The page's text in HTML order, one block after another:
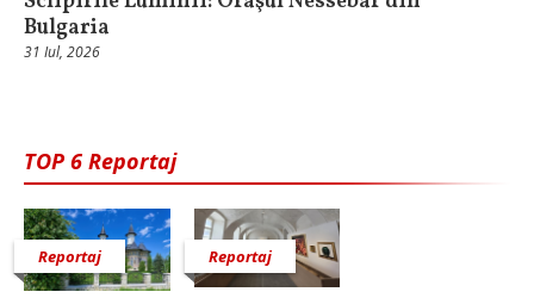
Bulgaria
31 Iul, 2026
TOP 6 Reportaj
Reportaj Reportaj